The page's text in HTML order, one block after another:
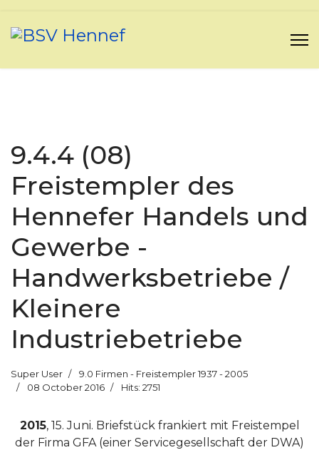
9.4.4 (08)
Freistempler des
Hennefer Handels und
Gewerbe -
Handwerksbetriebe /
Kleinere
Industriebetriebe
Super User
9.0 Firmen - Freistempler 1937 - 2005
08 October 2016
Hits: 2751
2015, 15. Juni. Briefstück frankiert mit Freistempel
der Firma GFA (einer Servicegesellschaft der DWA)